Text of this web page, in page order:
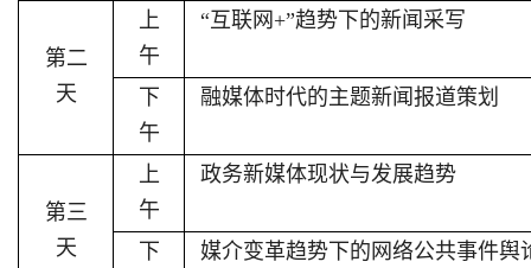
第二
天
上
午
“互联网+”趋势下的新闻采写
下
午
融媒体时代的主题新闻报道策划
第三
天
上
午
政务新媒体现状与发展趋势
下
媒介变革趋势下的网络公共事件舆